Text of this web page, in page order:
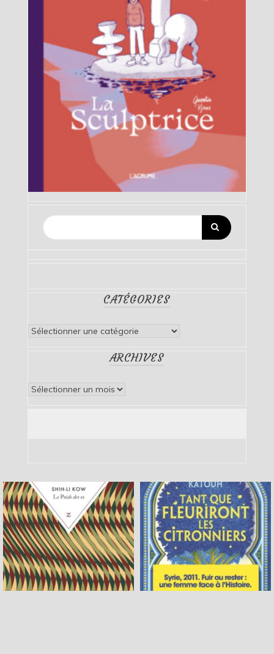
CATÉGORIES
Catégories
ARCHIVES
Archives